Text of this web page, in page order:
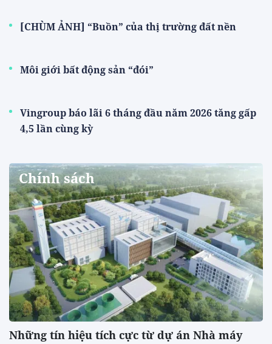
[CHÙM ẢNH] “Buồn” của thị trường đất nền
Môi giới bất động sản “đói”
Vingroup báo lãi 6 tháng đầu năm 2026 tăng gấp
4,5 lần cùng kỳ
Chính sách
Những tín hiệu tích cực từ dự án Nhà máy